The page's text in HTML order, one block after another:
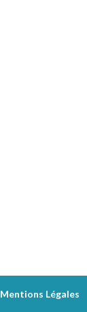
Mentions Légales